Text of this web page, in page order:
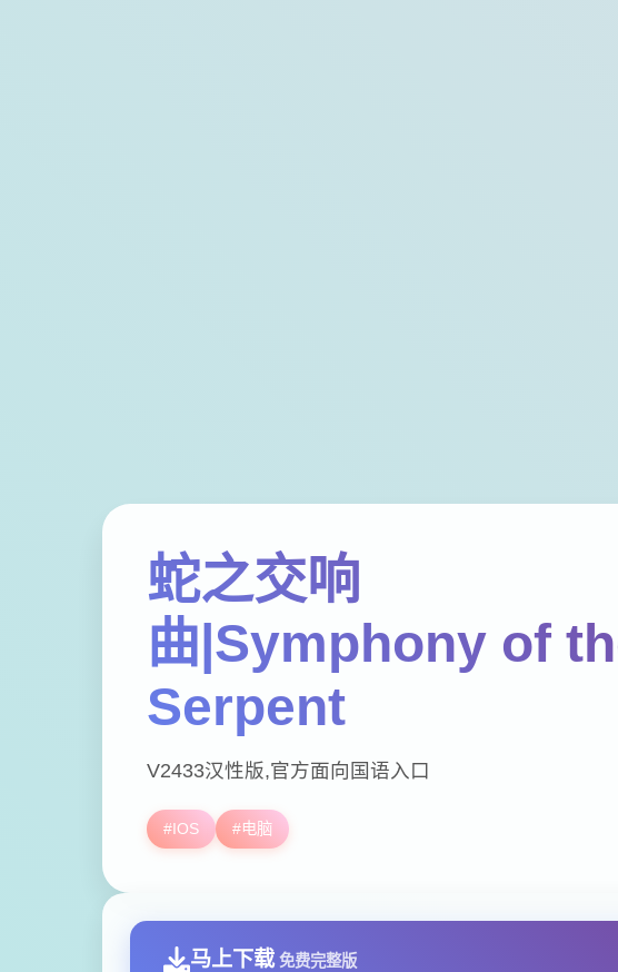
蛇之交响
曲|Symphony of
Serpent
V2433汉性版,官方面向国语入口
#IOS #电脑
马上下载 免费完整版